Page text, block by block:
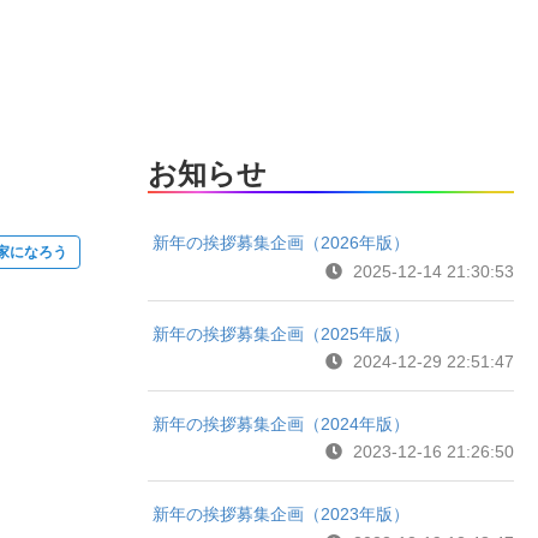
になろう
お知らせ
新年の挨拶募集企画（2026年版）
2025-12-14 21:30:53
新年の挨拶募集企画（2025年版）
2024-12-29 22:51:47
新年の挨拶募集企画（2024年版）
2023-12-16 21:26:50
新年の挨拶募集企画（2023年版）